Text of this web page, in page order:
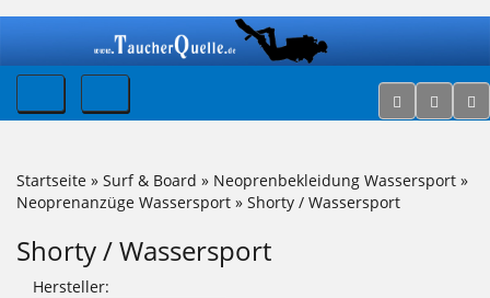
Startseite » Surf & Board » Neoprenbekleidung Wassersport »
Neoprenanzüge Wassersport » Shorty / Wassersport
Shorty / Wassersport
Hersteller: